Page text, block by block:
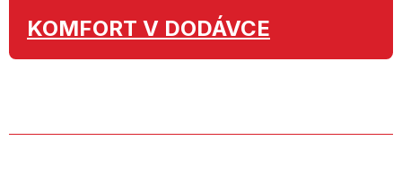
KOMFORT V DODÁVCE